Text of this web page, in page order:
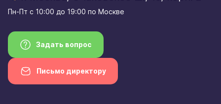
Пн-Пт с 10:00 до 19:00 по Москве
Задать вопрос
Письмо директору